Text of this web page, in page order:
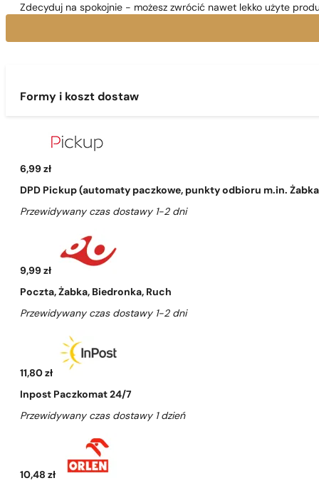
Zdecyduj na spokojnie - możesz zwrócić nawet lekko użyte
Formy i koszt dostaw
6,99 zł
DPD Pickup (automaty paczkowe, punkty odbioru m.in.
Przewidywany czas dostawy 1-2 dni
9,99 zł
Poczta, Żabka, Biedronka, Ruch
Przewidywany czas dostawy 1-2 dni
11,80 zł
Inpost Paczkomat 24/7
Przewidywany czas dostawy 1 dzień
10,48 zł